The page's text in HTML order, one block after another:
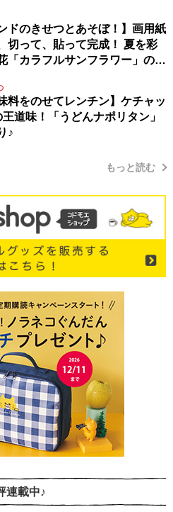
ドのきせつとあそぼ！】画用紙
切って、貼って完成！ 夏を彩
「カラフルサンフラワー」の作
料をのせてレンチン】ケチャッ
道味！「うどんナポリタン」
♪
もっと読む
連載中♪